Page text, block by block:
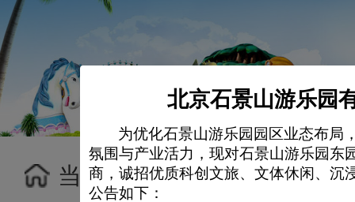
北京石景山游乐园
为优化石景山游乐园园区业态布局
氛围与产业活力，现对石景山游乐园东
商，诚招优质科创文旅、文体休闲、沉
公告如下：
当前位置：首页>最新公告